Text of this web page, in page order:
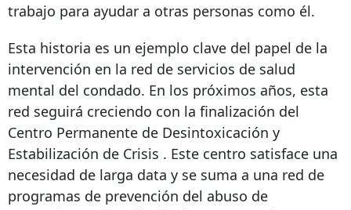
trabajo para ayudar a otras personas como él.
Esta historia es un ejemplo clave del papel de la
intervención en la red de servicios de salud
mental del condado. En los próximos años, esta
red seguirá creciendo con la finalización del
Centro Permanente de Desintoxicación y
Estabilización de Crisis . Este centro satisface una
necesidad de larga data y se suma a una red de
programas de prevención del abuso de